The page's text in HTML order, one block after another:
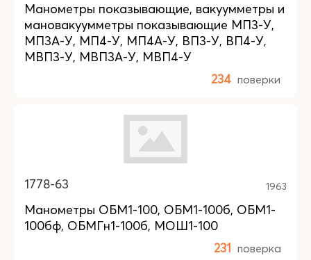
Манометры показывающие, вакуумметры и
мановакуумметры показывающие МП3-У,
МП3А-У, МП4-У, МП4А-У, ВП3-У, ВП4-У,
МВП3-У, МВП3А-У, МВП4-У
234 поверки
1778-63 1963
Манометры ОБМ1-100, ОБМ1-100б, ОБМ1-
100бф, ОБМГн1-100б, МОШ1-100
231 поверка